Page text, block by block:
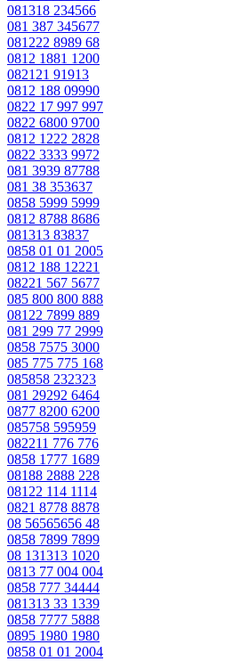
081318 234566
081 387 345677
081222 8989 68
0812 1881 1200
082121 91913
0812 188 09990
0822 17 997 997
0822 6800 9700
0812 1222 2828
0822 3333 9972
081 3939 87788
081 38 353637
0858 5999 5999
0812 8788 8686
081313 83837
0858 01 01 2005
0812 188 12221
08221 567 5677
085 800 800 888
08122 7899 889
081 299 77 2999
0858 7575 3000
085 775 775 168
085858 232323
081 29292 6464
0877 8200 6200
085758 595959
082211 776 776
0858 1777 1689
08188 2888 228
08122 114 1114
0821 8778 8878
08 56565656 48
0858 7899 7899
08 131313 1020
0813 77 004 004
0858 777 34444
081313 33 1339
0858 7777 5888
0895 1980 1980
0858 01 01 2004